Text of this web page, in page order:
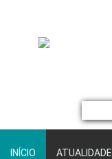
INÍCIO ATUALIDADE